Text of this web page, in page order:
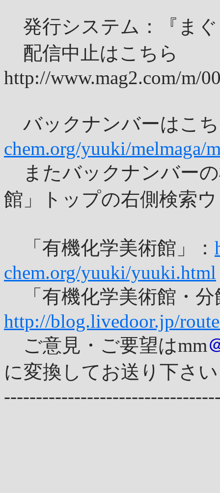
発行システム：『ま
配信中止はこちら
http://www.mag2.com/m/
バックナンバーはこ
chem.org/yuuki/melmaga/
またバックナンバー
館」トップの右側検索
「有機化学美術館」：
chem.org/yuuki/yuuki.html
「有機化学美術館・分
http://blog.livedoor.jp/
ご意見・ご要望はmm
に変換してお送り下さ